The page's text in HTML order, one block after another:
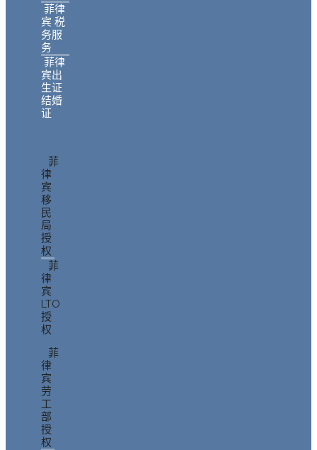
菲律
宾 税
务服
务
菲律
宾出
生证
结婚
证
菲
律
宾
移
民
局
授
权
菲
律
宾
LTO
授
权
菲
律
宾
劳
工
部
授
权